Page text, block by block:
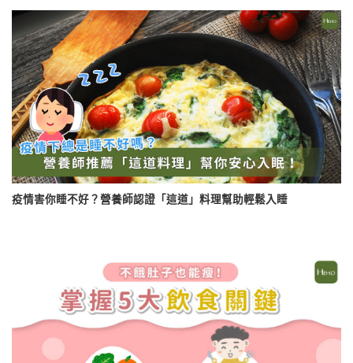
疫情害你睡不好？營養師認證「這道」料理幫助輕鬆入睡